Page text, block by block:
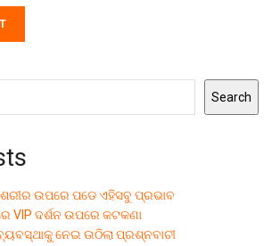
Search
ଶରୀର ଉପରେ ପଡେ ଏହିସବୁ ପ୍ରଭାବ
VIP ଦର୍ଶନ ଉପରେ କଟକଣା
ନେଇ ଉଠିଲା ପ୍ରଶ୍ନବାଚୀ